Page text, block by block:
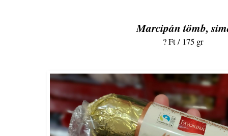
Marcipán tömb,
? Ft / 175 gr